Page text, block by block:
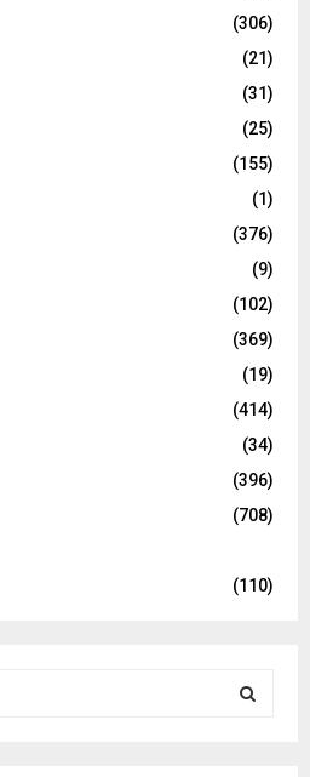
(306)
(21)
(31)
(25)
(155)
(1)
(376)
(9)
(102)
(369)
(19)
(414)
(34)
(396)
(708)
(110)